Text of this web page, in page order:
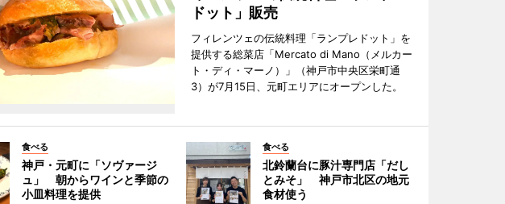
ドット」販売
フィレンツェの伝統料理「ランプレドット」を
提供する総菜店「Mercato di Mano（メルカー
ト・ディ・マーノ）」（神戸市中央区栄町通
3）が7月15日、元町エリアにオープンした。
食べる
神戸・元町に「ソヴァージ
ュ」 朝からワインと季節の
小皿料理を提供
食べる
北鈴蘭台に豚汁専門店「だし
とみそ」 神戸市北区の地元
食材使う